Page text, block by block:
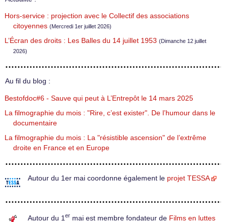
Hors-service : projection avec le Collectif des associations
citoyennes (Mercredi 1er juillet 2026)
L’Écran des droits : Les Balles du 14 juillet 1953 (Dimanche 12 juillet
2026)
Au fil du blog :
Bestofdoc#6 - Sauve qui peut à L’Entrepôt le 14 mars 2025
La filmographie du mois : "Rire, c’est exister". De l’humour dans le
documentaire
La filmographie du mois : La "résistible ascension" de l’extrême
droite en France et en Europe
Autour du 1er mai coordonne également le projet TESSA
Autour du 1 er mai est membre fondateur de Films en luttes